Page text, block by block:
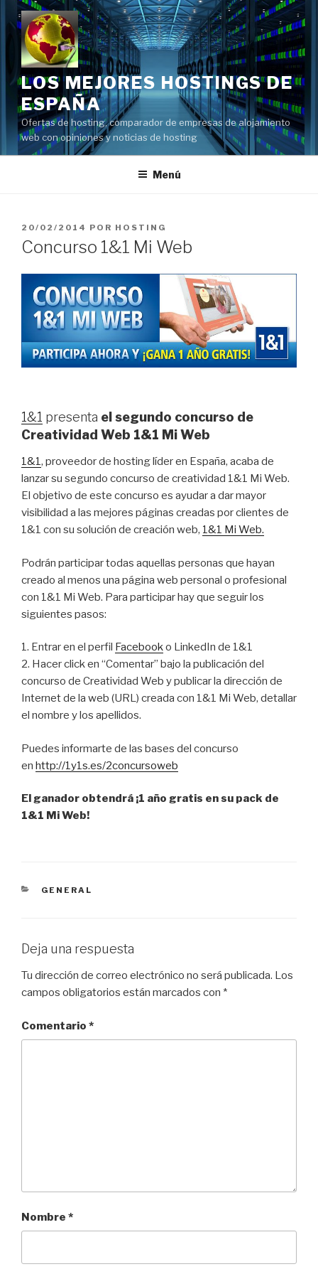
Saltar
contenido
LOS MEJORES HOSTINGS DE
ESPAÑA
Ofertas de hosting, comparador de empresas de alojamiento
web con opiniones y noticias de hosting
Menú
PUBLICADO
EL
20/02/2014 POR HOSTING
Concurso 1&1 Mi Web
1&1 presenta el segundo concurso de
Creatividad Web 1&1 Mi Web
1&1, proveedor de hosting líder en España, acaba de
lanzar su segundo concurso de creatividad 1&1 Mi Web.
El objetivo de este concurso es ayudar a dar mayor
visibilidad a las mejores páginas creadas por clientes de
1&1 con su solución de creación web, 1&1 Mi Web.
Podrán participar todas aquellas personas que hayan
creado al menos una página web personal o profesional
con 1&1 Mi Web. Para participar hay que seguir los
siguientes pasos:
1. Entrar en el perfil Facebooko LinkedIn de 1&1
2. Hacer click en “Comentar” bajo la publicación del
concurso de Creatividad Web y publicar la dirección de
Internet de la web (URL) creada con 1&1 Mi Web, detallar
el nombre y los apellidos.
Puedes informarte de las bases del concurso
en http://1y1s.es/2concursoweb
El ganador obtendrá ¡1 año gratis en su pack de
1&1 Mi Web!
CATEGORÍAS
GENERAL
Deja una respuesta
Tu dirección de correo electrónico no será publicada. Los
campos obligatorios están marcados con *
Comentario *
Nombre *